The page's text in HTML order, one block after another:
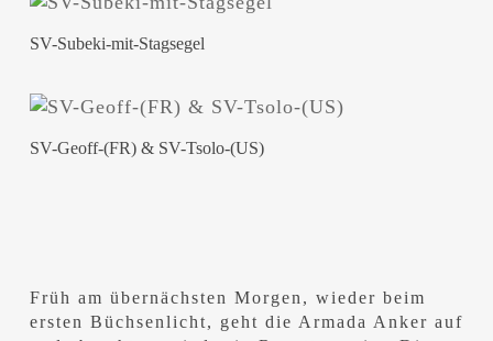
SV-Subeki-mit-Stagsegel
SV-Geoff-(FR) & SV-Tsolo-(US)
Früh am übernächsten Morgen, wieder beim
ersten Büchsenlicht, geht die Armada Anker auf